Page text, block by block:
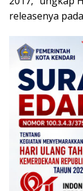
releasenya